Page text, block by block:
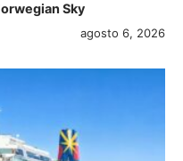
Sky
agosto 6, 2026